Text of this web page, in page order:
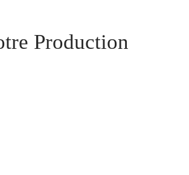
Production